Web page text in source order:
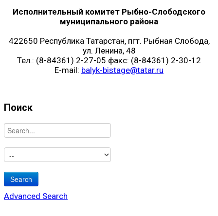
Исполнительный комитет Рыбно-Слободского
муниципального района
422650 Республика Татарстан, пгт. Рыбная Слобода,
ул. Ленина, 48
Тел.: (8-84361) 2-27-05 факс: (8-84361) 2-30-12
E-mail: balyk-bistage@tatar.ru
Поиск
Advanced Search